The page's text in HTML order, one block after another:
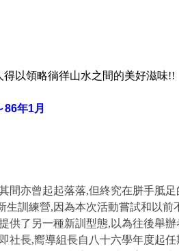
領略徜徉山水之間的美好滋味!!
1月
亦曾起起落落,但終究在胼手胝足
練營,因為本次活動嘗試和以前
供了另一種新訓型態,以為往後舉
長,嚮導組長自八十六學年度起任